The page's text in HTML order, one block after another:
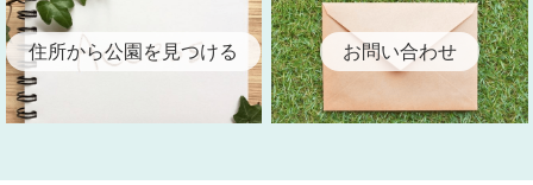
住所から公園を見つける お問い合わせ